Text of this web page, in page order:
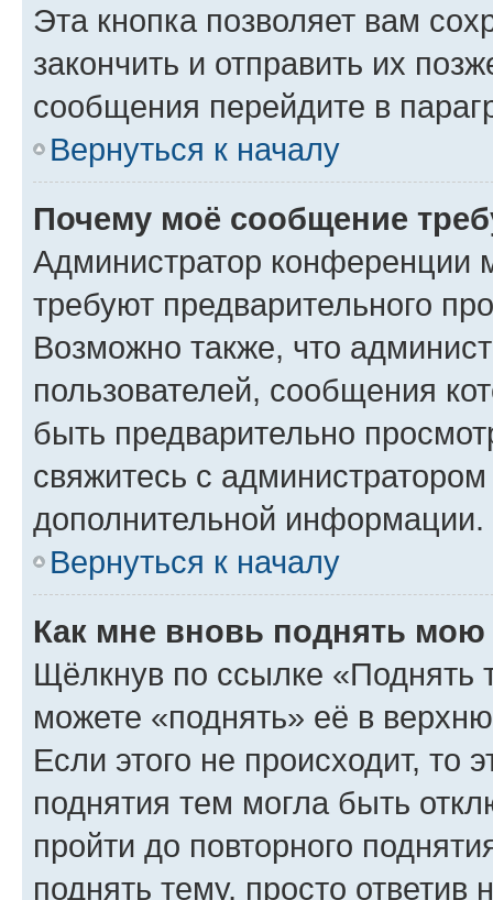
Эта кнопка позволяет вам
закончить и отправить их
сообщения перейдите в
Вернуться к началу
Почему моё сообщение
Администратор конференции
требуют предварительного
Возможно также, что
пользователей, сообщения
быть предварительно
свяжитесь с
дополнительной информации.
Вернуться к началу
Как мне вновь поднять мою
Щёлкнув по ссылке «Поднять
можете «поднять» её в
Если этого не происходит, то
поднятия тем могла быть
пройти до повторного
поднять тему, просто ответив